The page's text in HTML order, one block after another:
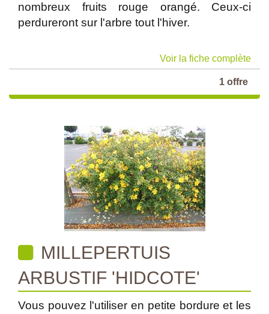
nombreux fruits rouge orangé. Ceux-ci
perdureront sur l'arbre tout l'hiver.
Voir la fiche complète
1 offre
MILLEPERTUIS
ARBUSTIF 'HIDCOTE'
Vous pouvez l'utiliser en petite bordure et les